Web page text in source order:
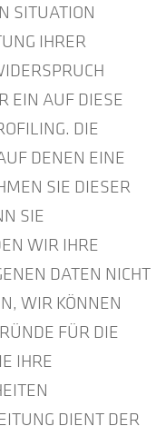
SITUATION
IHRER
EIN AUF DIESE
DIE
DENEN EINE
SIE DIESER
SIE
WIR IHRE
DATEN NICHT
WIR KÖNNEN
FÜR DIE
IHRE
DIENT DER